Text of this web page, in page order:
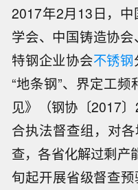
2017年2月13日，
学会、中国铸造协
特钢企业协会不锈钢
“地条钢”、界定工
见》（钢协〔2017
合执法督查组，对
查，各省化解过剩产
旬起开展省级督查